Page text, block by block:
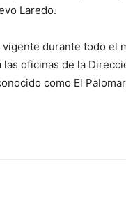
Laredo.
durante todo el
oficinas de la
como El